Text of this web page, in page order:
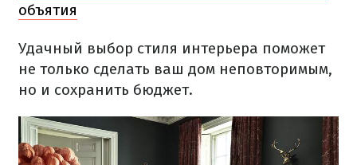
объятия
Удачный выбор стиля интерьера поможет
не только сделать ваш дом неповторимым,
но и сохранить бюджет.